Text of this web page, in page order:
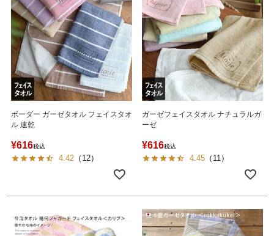
ボーダー ガーゼタオル フェイスタオ
ル 速乾
¥616税込
4.42 （ 12）
ガーゼフェイスタオル ナチュラルガ
ーゼ
¥616税込
4.45 （ 11 ）